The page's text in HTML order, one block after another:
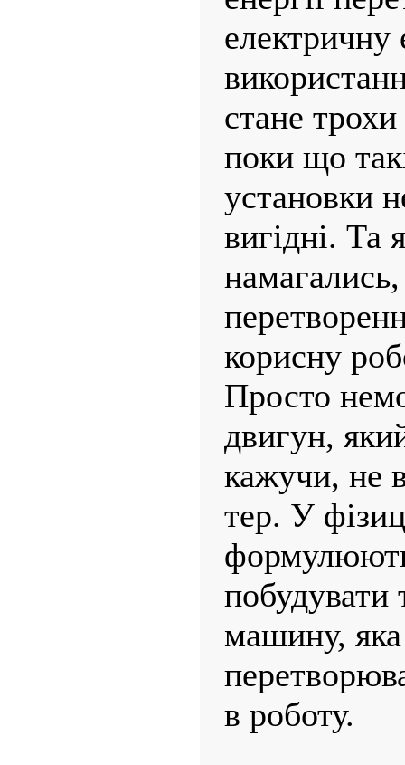
стане
поки що
установки
вигідні. Та
корисну
Просто
двигун,
кажучи, не
тер. У
побудувати
машину,
в роботу.